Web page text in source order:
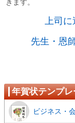
きます。
上司に
先生・恩
年賀状テンプ
ビジネス・